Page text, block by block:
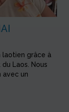
laotien grâce à
Laos. Nous
avec un